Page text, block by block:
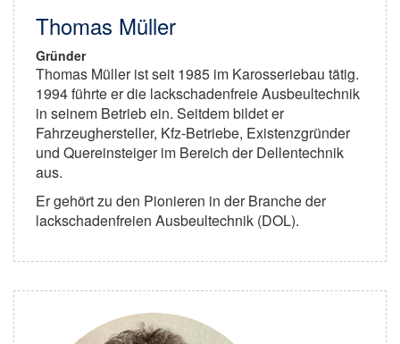
Thomas Müller
Gründer
Thomas Müller ist seit 1985 im Karosseriebau tätig.
1994 führte er die lackschadenfreie Ausbeultechnik
in seinem Betrieb ein. Seitdem bildet er
Fahrzeughersteller, Kfz-Betriebe, Existenzgründer
und Quereinsteiger im Bereich der Dellentechnik
aus.
Er gehört zu den Pionieren in der Branche der
lackschadenfreien Ausbeultechnik (DOL).